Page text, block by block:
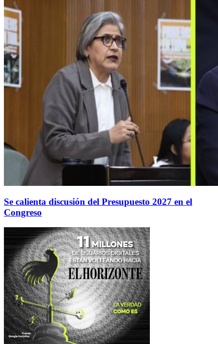
Se calienta discusión del Presupuesto 2027 en el
Congreso